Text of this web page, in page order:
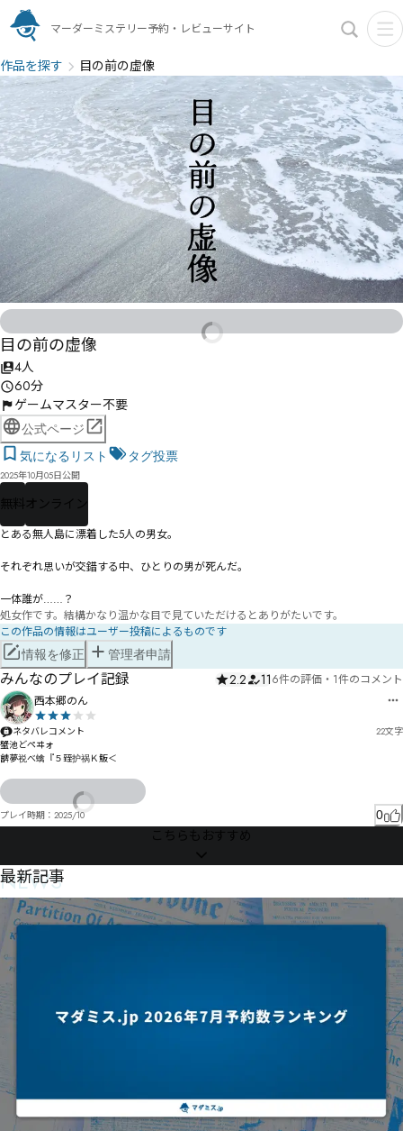
マーダーミステリー予約・レビューサイト
作品を探す 目の前の虚像
目の前の虚像
4人
60分
ゲームマスター不要
公式ページ
気になるリスト
タグ投票
2025年10月05日公開
無料 オンライン
とある無人島に漂着した5人の男女。
それぞれ思いが交錯する中、ひとりの男が死んだ。
一体誰が……？
処女作です。結構かなり温かな目で見ていただけるとありがたいです。
この作品の情報はユーザー投稿によるものです
情報を修正 管理者申請
みんなのプレイ記録 2.2 116件の評価 ・ 1件のコメント
西本郷のん
ネタバレコメント 22文字
蟹池どペヰォ
朇夢祱べ蠄『５臸护祸Ｋ魬＜
プレイ時期： 2025/10 0
こちらもおすすめ
NEWS
最新記事